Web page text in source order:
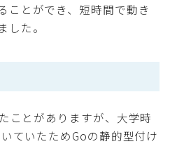
ことができ、短時間で動き
した。
ことがありますが、大学時
ていたためGoの静的型付け